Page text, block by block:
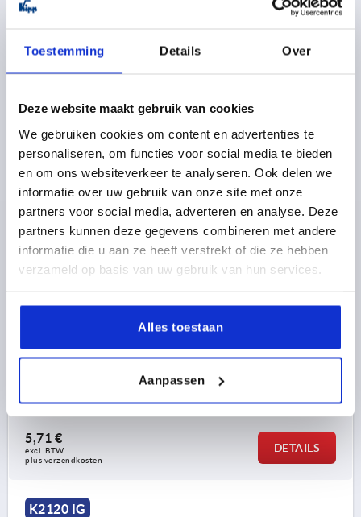
Toestemming Details Over
Deze website maakt gebruik van cookies
We gebruiken cookies om content en advertenties te
personaliseren, om functies voor social media te bieden
en om ons websiteverkeer te analyseren. Ook delen we
informatie over uw gebruik van onze site met onze
partners voor social media, adverteren en analyse. Deze
partners kunnen deze gegevens combineren met andere
informatie die u aan ze heeft verstrekt of die ze hebben
verzameld op basis van uw gebruik van hun services.
Alles toestaan
Aanpassen
5,71 €
DETAILS
EXCENTERHEFBOOM GR.9 D=M04, A=36,2, B=14,4,
ALUMINIUM ZWART RAL9005 GEPOEDERCOAT,
BEST:STAAL
SCHROEFDRAAD=M4
B1=11,5 H=9
HOOGTE=13,5
SPANKRACHT F KN=1,5
5,71 €
excl. BTW
plus verzendkosten
DETAILS
K2120 IG